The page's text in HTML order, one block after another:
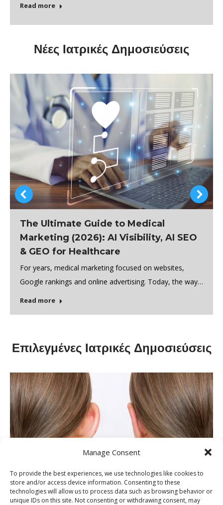
Manage Consent
To provide the best experiences, we use technologies like cookies to
store and/or access device information. Consenting to these
technologies will allow us to process data such as browsing behavior or
unique IDs on this site. Not consenting or withdrawing consent, may
Read more
Νέες Ιατρικές Δημοσιεύσεις
The Ultimate Guide to Medical
Marketing (2026): AI Visibility, AI SEO
& GEO for Healthcare
For years, medical marketing focused on websites,
Google rankings and online advertising. Today, the way…
Read more
Επιλεγμένες Ιατρικές Δημοσιεύσεις